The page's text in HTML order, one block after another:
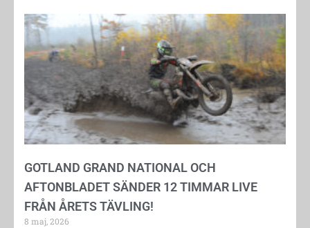
GOTLAND GRAND NATIONAL OCH
AFTONBLADET SÄNDER 12 TIMMAR LIVE
FRÅN ÅRETS TÄVLING!
8 maj, 2026